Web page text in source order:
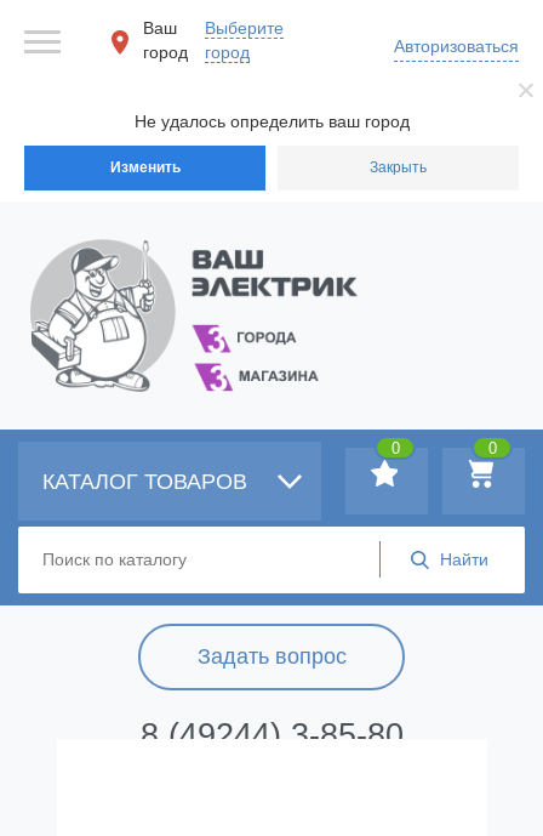
Не удалось определить ваш город
Изменить Закрыть
Ваш
город
Выберите
город
Авторизоваться
Задать вопрос
8 (49244) 3-85-80
КАТАЛОГ ТОВАРОВ
0
0